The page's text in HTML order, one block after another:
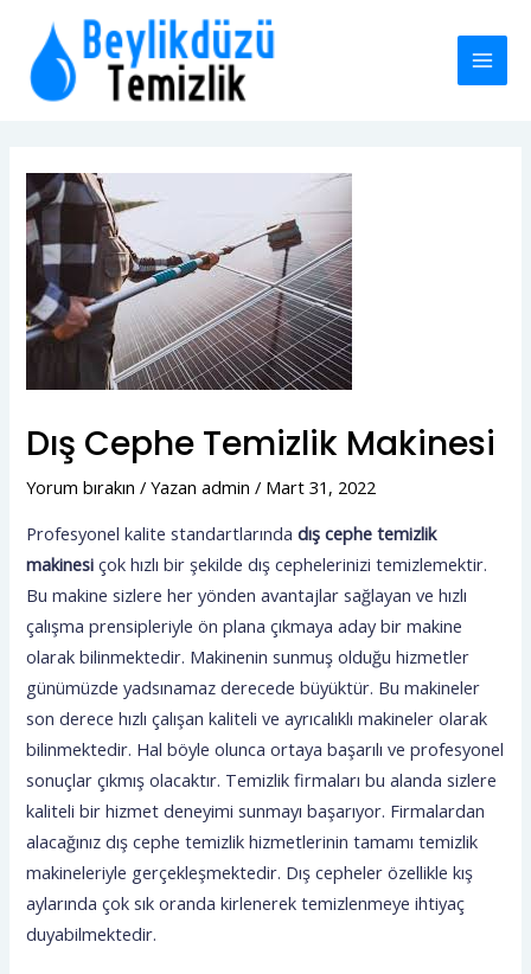
Dış Cephe Temizlik Makinesi
Yorum bırakın / Yazan admin/ Mart 31, 2022
Profesyonel kalite standartlarındadış cephe temizlik
makinesi çok hızlı bir şekilde dış cephelerinizi temizlemektir.
Bu makine sizlere her yönden avantajlar sağlayan ve hızlı
çalışma prensipleriyle ön plana çıkmaya aday bir makine
olarak bilinmektedir. Makinenin sunmuş olduğu hizmetler
günümüzde yadsınamaz derecede büyüktür. Bu makineler
son derece hızlı çalışan kaliteli ve ayrıcalıklı makineler olarak
bilinmektedir. Hal böyle olunca ortaya başarılı ve profesyonel
sonuçlar çıkmış olacaktır. Temizlik firmaları bu alanda sizlere
kaliteli bir hizmet deneyimi sunmayı başarıyor. Firmalardan
alacağınız dış cephe temizlik hizmetlerinin tamamı temizlik
makineleriyle gerçekleşmektedir. Dış cepheler özellikle kış
aylarında çok sık oranda kirlenerek temizlenmeye ihtiyaç
duyabilmektedir.